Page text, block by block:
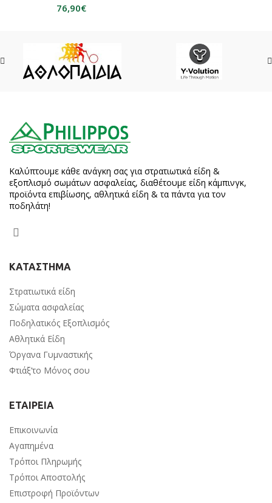
€
Καλύπτουμε κάθε ανάγκη σας για στρατιωτικά είδη &
εξοπλισμό σωμάτων ασφαλείας, διαθέτουμε είδη κάμπινγκ,
προϊόντα επιβίωσης, αθλητικά είδη & τα πάντα για τον
ποδηλάτη!
ΚΑΤΑΣΤΗΜΑ
Στρατιωτικά είδη
Σώματα ασφαλείας
Ποδηλατικός Εξοπλισμός
Αθλητικά Είδη
Όργανα Γυμναστικής
Φτιάξ’το Μόνος σου
ΕΤΑΙΡΕΙΑ
Επικοινωνία
Αγαπημένα
Τρόποι Πληρωμής
Τρόποι Αποστολής
Επιστροφή Προϊόντων